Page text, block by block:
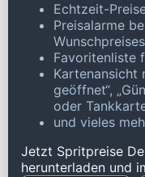
Echtzeit-
Preisalarme
Wunschpreises
Favoritenliste
Kartenansicht
geöffnet“,
oder
und vieles
Jetzt Spritpreise
herunterladen und